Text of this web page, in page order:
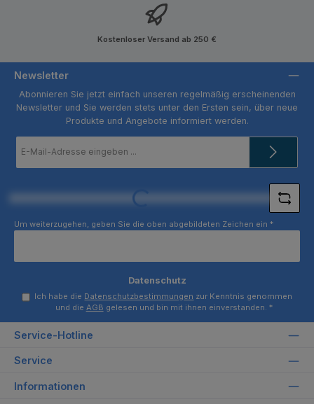
Kostenloser Versand ab 250 €
Newsletter
Abonnieren Sie jetzt einfach unseren regelmäßig erscheinenden
Newsletter und Sie werden stets unter den Ersten sein, über neue
Produkte und Angebote informiert werden.
Mail-
Loading...
Um weiterzugehen, geben Sie die oben abgebildeten Zeichen ein *
Datenschutz
Ich habe die Datenschutzbestimmungen zur Kenntnis genommen
und die AGB gelesen und bin mit ihnen einverstanden. *
Service-Hotline
Service
Informationen